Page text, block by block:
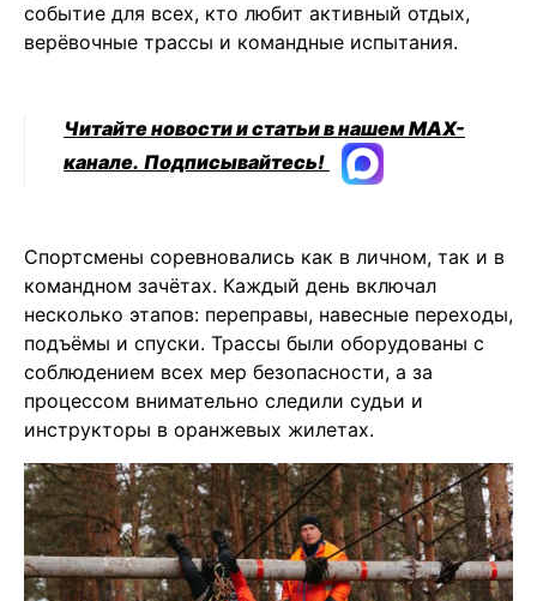
событие для всех, кто любит активный отдых,
верёвочные трассы и командные испытания.
Читайте новости и статьи в нашем MAX-
канале. Подписывайтесь!
Спортсмены соревновались как в личном, так и в
командном зачётах. Каждый день включал
несколько этапов: переправы, навесные переходы,
подъёмы и спуски. Трассы были оборудованы с
соблюдением всех мер безопасности, а за
процессом внимательно следили судьи и
инструкторы в оранжевых жилетах.